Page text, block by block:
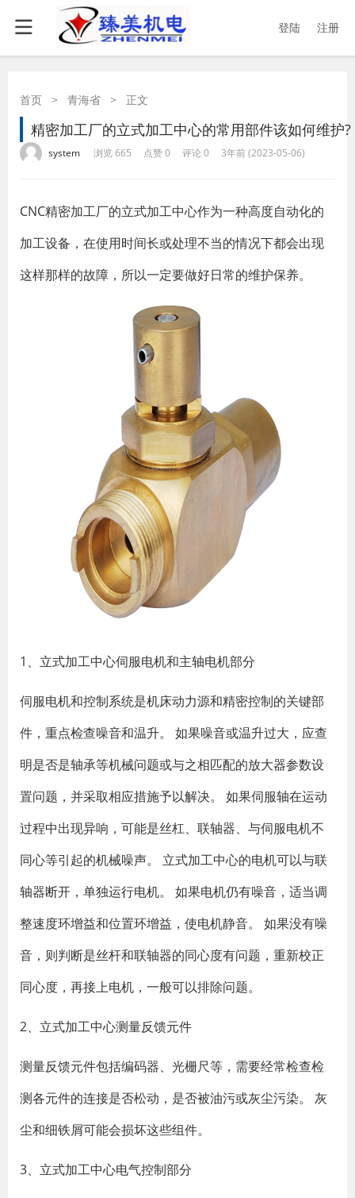
登陆 注册
首页 > 青海省 > 正文
精密加工厂的立式加工中心的常用部件该如何维护?
system 浏览 665 点赞 0 评论 0 3年前 (2023-05-06)
CNC精密加工厂的立式加工中心作为一种高度自动化的
加工设备，在使用时间长或处理不当的情况下都会出现
这样那样的故障，所以一定要做好日常的维护保养。
1、立式加工中心伺服电机和主轴电机部分
伺服电机和控制系统是机床动力源和精密控制的关键部
件，重点检查噪音和温升。 如果噪音或温升过大，应查
明是否是轴承等机械问题或与之相匹配的放大器参数设
置问题，并采取相应措施予以解决。 如果伺服轴在运动
过程中出现异响，可能是丝杠、联轴器、与伺服电机不
同心等引起的机械噪声。 立式加工中心的电机可以与联
轴器断开，单独运行电机。 如果电机仍有噪音，适当调
整速度环增益和位置环增益，使电机静音。 如果没有噪
音，则判断是丝杆和联轴器的同心度有问题，重新校正
同心度，再接上电机，一般可以排除问题。
2、立式加工中心测量反馈元件
测量反馈元件包括编码器、光栅尺等，需要经常检查检
测各元件的连接是否松动，是否被油污或灰尘污染。 灰
尘和细铁屑可能会损坏这些组件。
3、立式加工中心电气控制部分